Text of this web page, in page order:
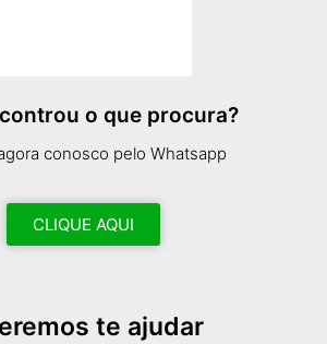
o que procura?
conosco pelo Whatsapp
CLIQUE AQUI
te ajudar